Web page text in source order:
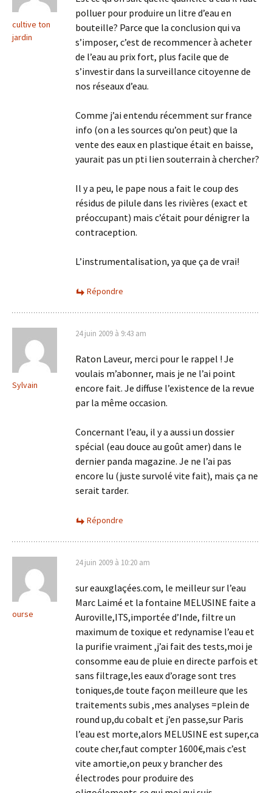
cultive ton
jardin
polluer pour produire un litre d’eau en
bouteille? Parce que la conclusion qui va
s’imposer, c’est de recommencer à acheter
de l’eau au prix fort, plus facile que de
s’investir dans la surveillance citoyenne de
nos réseaux d’eau.
Comme j’ai entendu récemment sur france
info (on a les sources qu’on peut) que la
vente des eaux en plastique était en baisse,
yaurait pas un pti lien souterrain à chercher?
Il y a peu, le pape nous a fait le coup des
résidus de pilule dans les rivières (exact et
préoccupant) mais c’était pour dénigrer la
contraception.
L’instrumentalisation, ya que ça de vrai!
Répondre
Sylvain
24 juin 2009 à 9:43 am
Raton Laveur, merci pour le rappel ! Je
voulais m’abonner, mais je ne l’ai point
encore fait. Je diffuse l’existence de la revue
par la même occasion.
Concernant l’eau, il y a aussi un dossier
spécial (eau douce au goût amer) dans le
dernier panda magazine. Je ne l’ai pas
encore lu (juste survolé vite fait), mais ça ne
serait tarder.
Répondre
ourse
24 juin 2009 à 10:20 am
sur eauxglaçées.com, le meilleur sur l’eau
Marc Laimé et la fontaine MELUSINE faite a
Auroville,ITS,importée d’Inde, filtre un
maximum de toxique et redynamise l’eau et
la purifie vraiment ,j’ai fait des tests,moi je
consomme eau de pluie en directe parfois et
sans filtrage,les eaux d’orage sont tres
toniques,de toute façon meilleure que les
traitements subis ,mes analyses =plein de
round up,du cobalt et j’en passe,sur Paris
l’eau est morte,alors MELUSINE est super,ca
coute cher,faut compter 1600€,mais c’est
vite amortie,on peux y brancher des
électrodes pour produire des